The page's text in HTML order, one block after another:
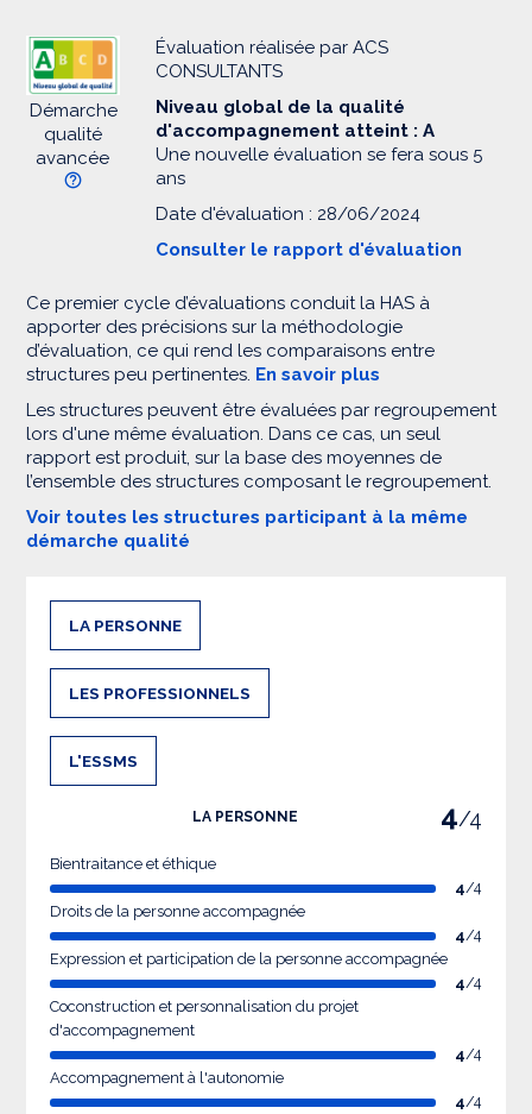
Démarche
qualité
avancée
Évaluation réalisée par ACS
CONSULTANTS
Niveau global de la qualité
d'accompagnement atteint : A
Une nouvelle évaluation se fera sous 5
ans
Date d'évaluation : 28/06/2024
Consulter le rapport d'évaluation
Ce premier cycle d’évaluations conduit la HAS à
apporter des précisions sur la méthodologie
d’évaluation, ce qui rend les comparaisons entre
structures peu pertinentes. En savoir plus
Les structures peuvent être évaluées par regroupement
lors d'une même évaluation. Dans ce cas, un seul
rapport est produit, sur la base des moyennes de
l’ensemble des structures composant le regroupement.
Voir toutes les structures participant à la même
démarche qualité
LA PERSONNE
LES PROFESSIONNELS
L'ESSMS
LA PERSONNE 4/4
Bientraitance et éthique
4/4
Droits de la personne accompagnée
4/4
Expression et participation de la personne accompagnée
4/4
Coconstruction et personnalisation du projet
d'accompagnement
4/4
Accompagnement à l'autonomie
4/4